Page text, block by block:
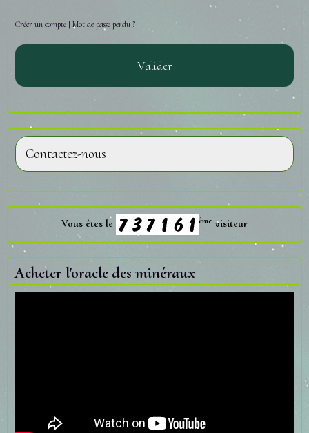
Créer un compte | Mot de passe perdu ?
Valider
Contactez-nous
Vous êtes le ème visiteur
Acheter l'oracle des minéraux